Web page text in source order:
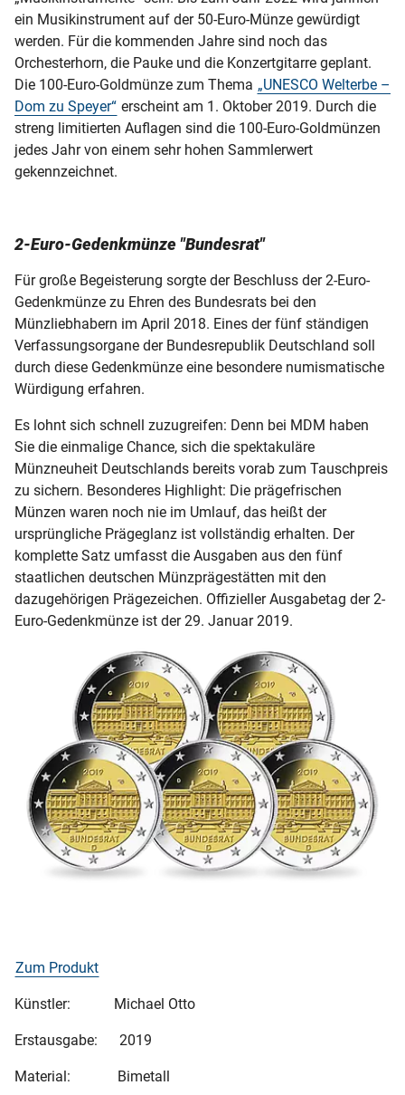
ein Musikinstrument auf der 50-Euro-Münze gewürdigt
werden. Für die kommenden Jahre sind noch das
Orchesterhorn, die Pauke und die Konzertgitarre geplant.
Die 100-Euro-Goldmünze zum Thema „UNESCO Welterbe –
Dom zu Speyer“ erscheint am 1. Oktober 2019. Durch die
streng limitierten Auflagen sind die 100-Euro-Goldmünzen
jedes Jahr von einem sehr hohen Sammlerwert
gekennzeichnet.
2-Euro-Gedenkmünze "Bundesrat"
Für große Begeisterung sorgte der Beschluss der 2-Euro-
Gedenkmünze zu Ehren des Bundesrats bei den
Münzliebhabern im April 2018. Eines der fünf ständigen
Verfassungsorgane der Bundesrepublik Deutschland soll
durch diese Gedenkmünze eine besondere numismatische
Würdigung erfahren.
Es lohnt sich schnell zuzugreifen: Denn bei MDM haben
Sie die einmalige Chance, sich die spektakuläre
Münzneuheit Deutschlands bereits vorab zum Tauschpreis
zu sichern. Besonderes Highlight: Die prägefrischen
Münzen waren noch nie im Umlauf, das heißt der
ursprüngliche Prägeglanz ist vollständig erhalten. Der
komplette Satz umfasst die Ausgaben aus den fünf
staatlichen deutschen Münzprägestätten mit den
dazugehörigen Prägezeichen. Offizieller Ausgabetag der 2-
Euro-Gedenkmünze ist der 29. Januar 2019.
Zum Produkt
Künstler: Michael Otto
Erstausgabe: 2019
Material: Bimetall